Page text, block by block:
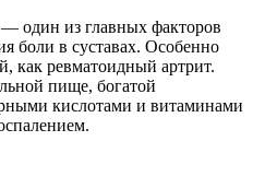
один из главных факторов
боли в суставах. Особенно
как ревматоидный артрит.
пище, богатой
кислотами и витаминами